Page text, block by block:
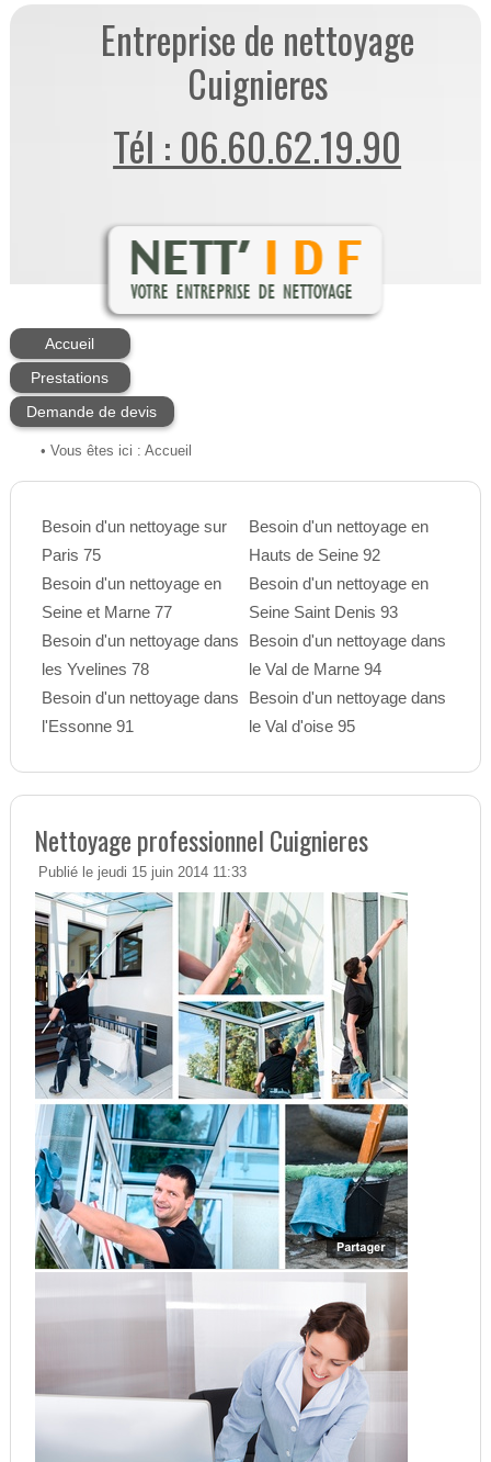
Entreprise de nettoyage
Cuignieres
Tél : 06.60.62.19.90
Accueil
Prestations
Demande de devis
• Vous êtes ici : Accueil
Besoin d'un nettoyage sur
Paris 75
Besoin d'un nettoyage en
Seine et Marne 77
Besoin d'un nettoyage dans
les Yvelines 78
Besoin d'un nettoyage dans
l'Essonne 91
Besoin d'un nettoyage en
Hauts de Seine 92
Besoin d'un nettoyage en
Seine Saint Denis 93
Besoin d'un nettoyage dans
le Val de Marne 94
Besoin d'un nettoyage dans
le Val d'oise 95
Nettoyage professionnel Cuignieres
Publié le jeudi 15 juin 2014 11:33